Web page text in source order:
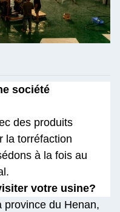
société
des produits
la torréfaction
à la fois au
votre usine?
province du Henan,